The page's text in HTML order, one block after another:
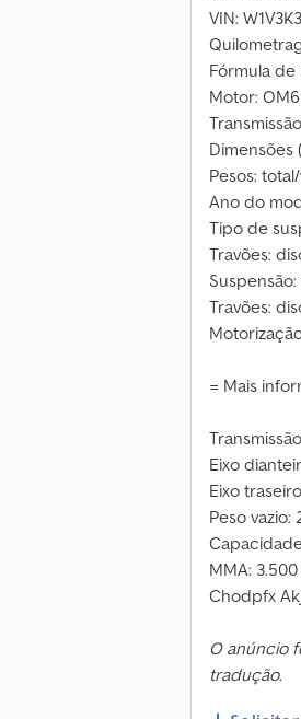
VIN:
Fórmula de
Motor:
Dimensões
Pesos:
Ano do
Tipo de
Travões:
Travões:
= Mais
Eixo
Eixo
Peso vazio:
MMA:
Chodpfx
O anúncio
tradução.